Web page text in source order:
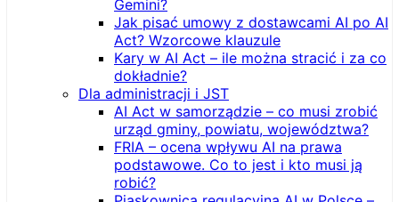
Gemini?
Jak pisać umowy z dostawcami AI po AI
Act? Wzorcowe klauzule
Kary w AI Act – ile można stracić i za co
dokładnie?
Dla administracji i JST
AI Act w samorządzie – co musi zrobić
urząd gminy, powiatu, województwa?
FRIA – ocena wpływu AI na prawa
podstawowe. Co to jest i kto musi ją
robić?